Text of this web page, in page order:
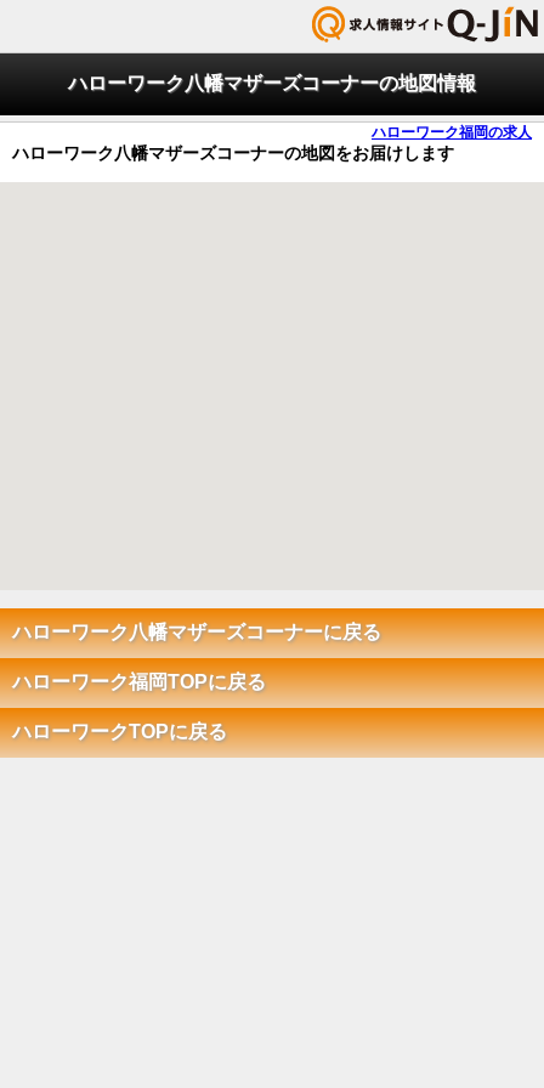
ハローワーク八幡マザーズコーナーの地図情報
ハローワーク福岡の求人
ハローワーク八幡マザーズコーナーの地図をお届けします
ハローワーク八幡マザーズコーナーに戻る
ハローワーク福岡TOPに戻る
ハローワークTOPに戻る